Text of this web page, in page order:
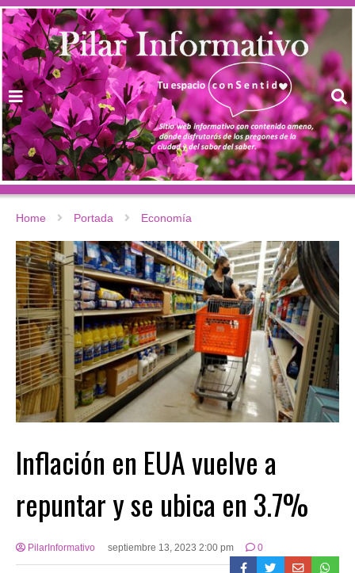
Home Portada Economía
Inflación en EUA vuelve a
repuntar y se ubica en 3.7%
PilarInformativo septiembre 13, 2023 2:00 pm 0